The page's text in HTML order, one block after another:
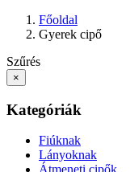
Főoldal
Gyerek cipő
Szűrés
×
Kategóriák
Fiúknak
Lányoknak